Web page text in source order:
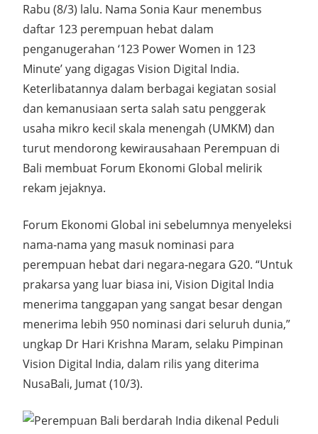
Rabu (8/3) lalu. Nama Sonia Kaur menembus
daftar 123 perempuan hebat dalam
penganugerahan ‘123 Power Women in 123
Minute’ yang digagas Vision Digital India.
Keterlibatannya dalam berbagai kegiatan sosial
dan kemanusiaan serta salah satu penggerak
usaha mikro kecil skala menengah (UMKM) dan
turut mendorong kewirausahaan Perempuan di
Bali membuat Forum Ekonomi Global melirik
rekam jejaknya.
Forum Ekonomi Global ini sebelumnya menyeleksi
nama-nama yang masuk nominasi para
perempuan hebat dari negara-negara G20. “Untuk
prakarsa yang luar biasa ini, Vision Digital India
menerima tanggapan yang sangat besar dengan
menerima lebih 950 nominasi dari seluruh dunia,”
ungkap Dr Hari Krishna Maram, selaku Pimpinan
Vision Digital India, dalam rilis yang diterima
NusaBali, Jumat (10/3).